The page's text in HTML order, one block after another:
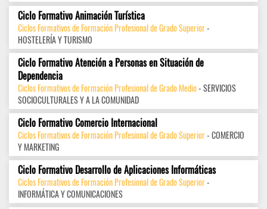
Ciclo Formativo Animación Turística
Ciclos Formativos de Formación Profesional de Grado Superior-
HOSTELERÍA Y TURISMO
Ciclo Formativo Atención a Personas en Situación de
Dependencia
Ciclos Formativos de Formación Profesional de Grado Medio- SERVICIOS
SOCIOCULTURALES Y A LA COMUNIDAD
Ciclo Formativo Comercio Internacional
Ciclos Formativos de Formación Profesional de Grado Superior- COMERCIO
Y MARKETING
Ciclo Formativo Desarrollo de Aplicaciones Informáticas
Ciclos Formativos de Formación Profesional de Grado Superior-
INFORMÁTICA Y COMUNICACIONES